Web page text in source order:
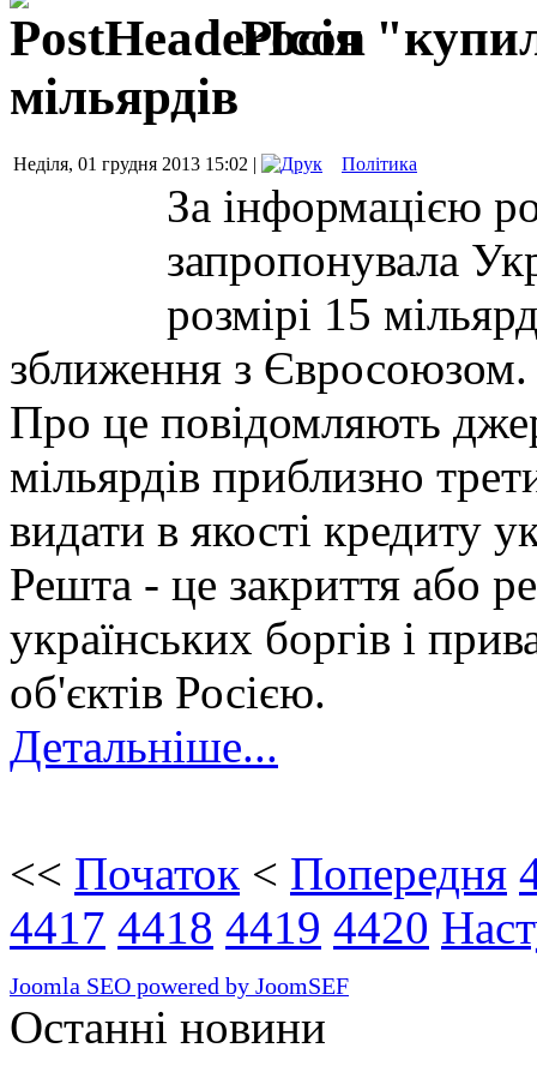
Росія
мільярдів
Неділя, 01 грудня 2013 15:02 | Політика
За інформацією
запропонувала
розмірі 15
зближення з Євросоюзом.
Про це повідомляють
мільярдів приблизно
видати в якості кредиту
Решта - це закриття або
українських боргів і
об'єктів Росією.
Детальніше...
<< Початок < Попередня
4417 4418 4419 4420
Joomla SEO powered by JoomSEF
Останні новини